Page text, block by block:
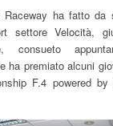
Raceway ha fatto
settore Velocità,
consueto
ha premiato alcuni
F.4 powered